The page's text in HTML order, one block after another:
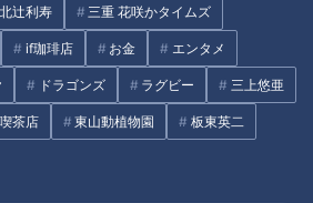
北辻利寿 三重 花咲かタイムズ
if珈琲店 お金 エンタメ
ドラゴンズ ラグビー 三上悠亜
喫茶店 東山動植物園 板東英二
のまま味わった後は、専用のトッピン
きたてフィナンシェ』